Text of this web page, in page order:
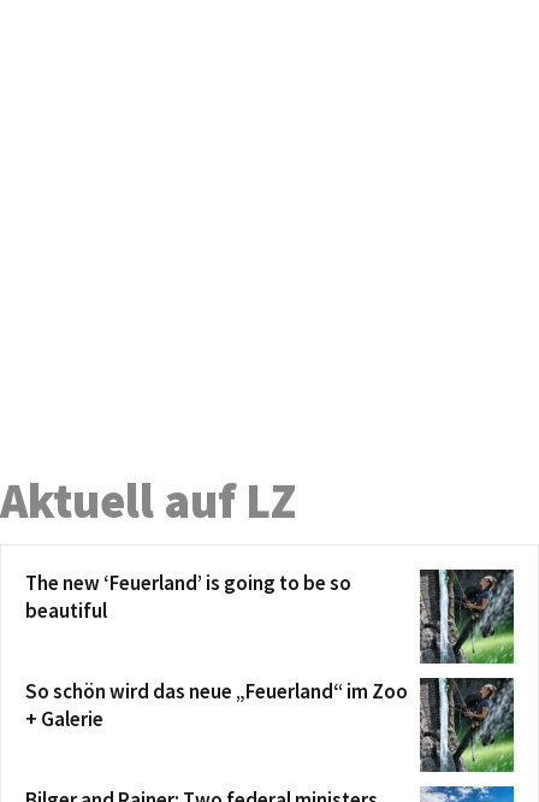
Aktuell auf LZ
The new ‘Feuerland’ is going to be so
beautiful
So schön wird das neue „Feuerland“ im Zoo
+ Galerie